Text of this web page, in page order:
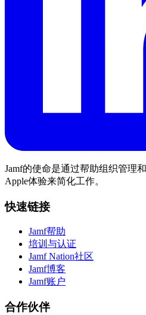
Jamf的使命是通过帮助组织管理
Apple体验来简化工作。
快速链接
Jamf帮助
培训与认证
Jamf Nation社区
Jamf博客
Jamf账户
合作伙伴